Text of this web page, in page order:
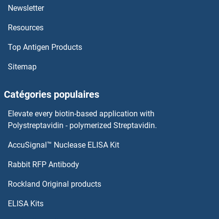
TYRO3 Kits ELISA
TYR Kits ELISA
TYMS Kits ELISA
TXNRD2 Kits ELISA
TXNRD1 Kits ELISA
TXNL1 Kits ELISA
Newsletter
Resources
Top Antigen Products
Sitemap
Catégories populaires
Elevate every biotin-based application with
Polystreptavidin - polymerized Streptavidin.
AccuSignal™ Nuclease ELISA Kit
Rabbit RFP Antibody
Rockland Original products
ELISA Kits